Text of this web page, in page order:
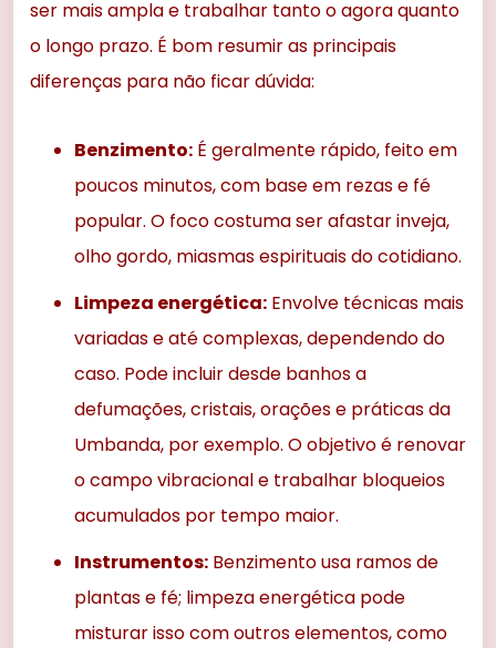
ser mais ampla e trabalhar tanto o agora quanto
o longo prazo. É bom resumir as principais
diferenças para não ficar dúvida:
Benzimento: É geralmente rápido, feito em
poucos minutos, com base em rezas e fé
popular. O foco costuma ser afastar inveja,
olho gordo, miasmas espirituais do cotidiano.
Limpeza energética: Envolve técnicas mais
variadas e até complexas, dependendo do
caso. Pode incluir desde banhos a
defumações, cristais, orações e práticas da
Umbanda, por exemplo. O objetivo é renovar
o campo vibracional e trabalhar bloqueios
acumulados por tempo maior.
Instrumentos: Benzimento usa ramos de
plantas e fé; limpeza energética pode
misturar isso com outros elementos, como